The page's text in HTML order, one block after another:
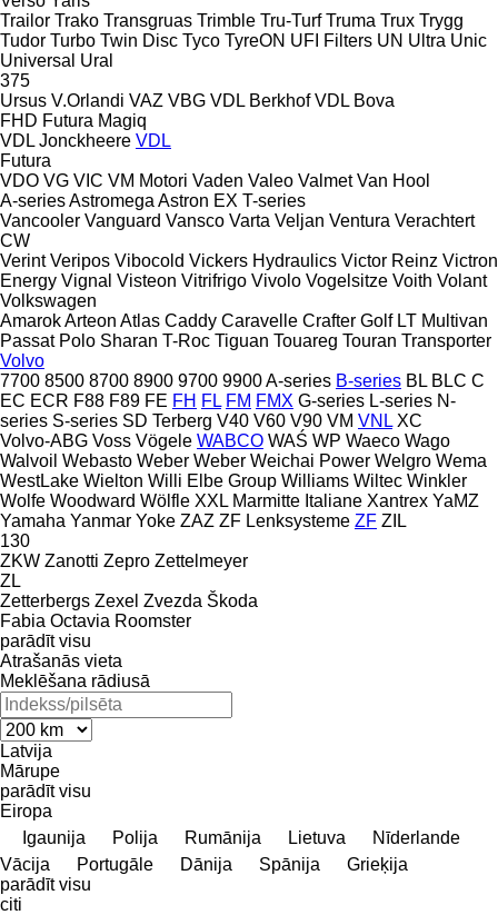
Trailor Trako Transgruas Trimble Tru-Turf Truma Trux Trygg
Tudor Turbo Twin Disc Tyco TyreON UFI Filters UN Ultra Unic
Universal Ural
375
Ursus V.Orlandi VAZ VBG VDL Berkhof VDL Bova
FHD Futura Magiq
VDL Jonckheere VDL
Futura
VDO VG VIC VM Motori Vaden Valeo Valmet Van Hool
A-seriesAstromega Astron EX T-series
Vancooler Vanguard Vansco Varta Veljan Ventura Verachtert
CW
Verint Veripos Vibocold Vickers Hydraulics Victor Reinz Victron
Energy Vignal Visteon Vitrifrigo Vivolo Vogelsitze Voith Volant
Volkswagen
AmarokArteon Atlas Caddy Caravelle Crafter Golf LT Multivan
Passat Polo Sharan T-Roc Tiguan Touareg Touran Transporter
Volvo
7700 8500 8700 8900 9700 9900A-series B-series BL BLC C
EC ECR F88 F89 FE FH FL FM FMX G-series L-series N-
series S-series SD Terberg V40 V60 V90 VM VNL XC
Volvo-ABG Voss Vögele WABCO WAŚ WP Waeco Wago
Walvoil Webasto Weber Weber Weichai Power Welgro Wema
WestLake Wielton Willi Elbe Group Williams Wiltec Winkler
Wolfe Woodward Wölfle XXL Marmitte Italiane Xantrex YaMZ
Yamaha Yanmar Yoke ZAZ ZF Lenksysteme ZF ZIL
130
ZKW Zanotti Zepro Zettelmeyer
ZL
Zetterbergs Zexel Zvezda Škoda
Fabia Octavia Roomster
parādīt visu
Atrašanās vieta
Meklēšana rādiusā
Latvija
Mārupe
parādīt visu
Eiropa
Igaunija
Polija Rumānija Lietuva
Nīderlande
Vācija
Portugāle Dānija Spānija
Grieķija
parādīt visu
citi